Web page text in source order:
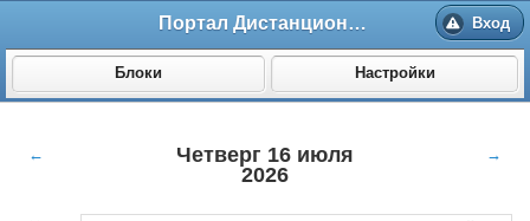
Портал Дистанционного обучения ВолгГМУ Вход
Блоки Настройки
←
Четверг 16 июля
2026
→